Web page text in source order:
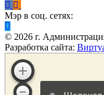
Мэр в соц. сетях:
© 2026 г.
Разработка сайта: